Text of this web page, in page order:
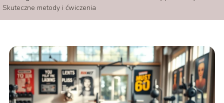
Skuteczne metody i ćwiczenia